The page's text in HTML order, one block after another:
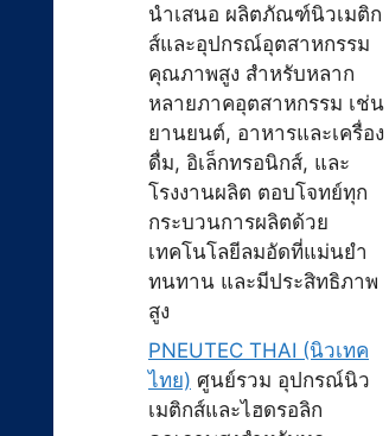
นำเสนอ ผลิตภัณฑ์นิวเมติก
ส์และอุปกรณ์อุตสาหกรรม
คุณภาพสูง สำหรับหลาก
หลายภาคอุตสาหกรรม เช่น
ยานยนต์, อาหารและเครื่อง
ดื่ม, อิเล็กทรอนิกส์, และ
โรงงานผลิต ตอบโจทย์ทุก
กระบวนการผลิตด้วย
เทคโนโลยีลมอัดที่แม่นยำ
ทนทาน และมีประสิทธิภาพ
สูง
PNEUTEC THAI (นิวเทค
ไทย) ศูนย์รวม อุปกรณ์นิว
เมติกส์และไฮดรอลิก